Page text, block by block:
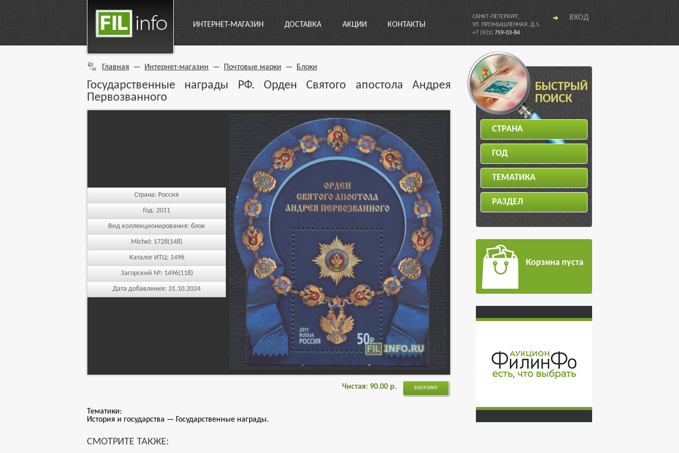
ИНТЕРНЕТ-МАГАЗИН ДОСТАВКА АКЦИИ КОНТАКТЫ
ВХОД
САНКТ-ПЕТЕРБУРГ,
УЛ. ПРОМЫШЛЕННАЯ, Д.5
+7 (921) 759-03-84
Главная — Интернет-магазин — Почтовые марки — Блоки
Государственные награды РФ. Орден Святого апостола Андрея
Первозванного
Страна: Россия
Год: 2011
Вид коллекционирования: блок
Michel: 1728(148)
Каталог ИТЦ: 1496
Загорский №: 1496(118)
Дата добавления: 31.10.2024
В КОРЗИНУ
Чистая: 90.00 р.
Тематики:
История и государства — Государственные награды.
СМОТРИТЕ ТАКЖЕ:
БЫСТРЫЙ
ПОИСК
СТРАНА
ГОД
ТЕМАТИКА
РАЗДЕЛ
Корзина пуста